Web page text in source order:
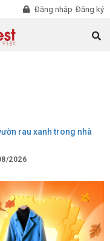
Đăng nhập Đăng ký
rau xanh trong nhà
2026